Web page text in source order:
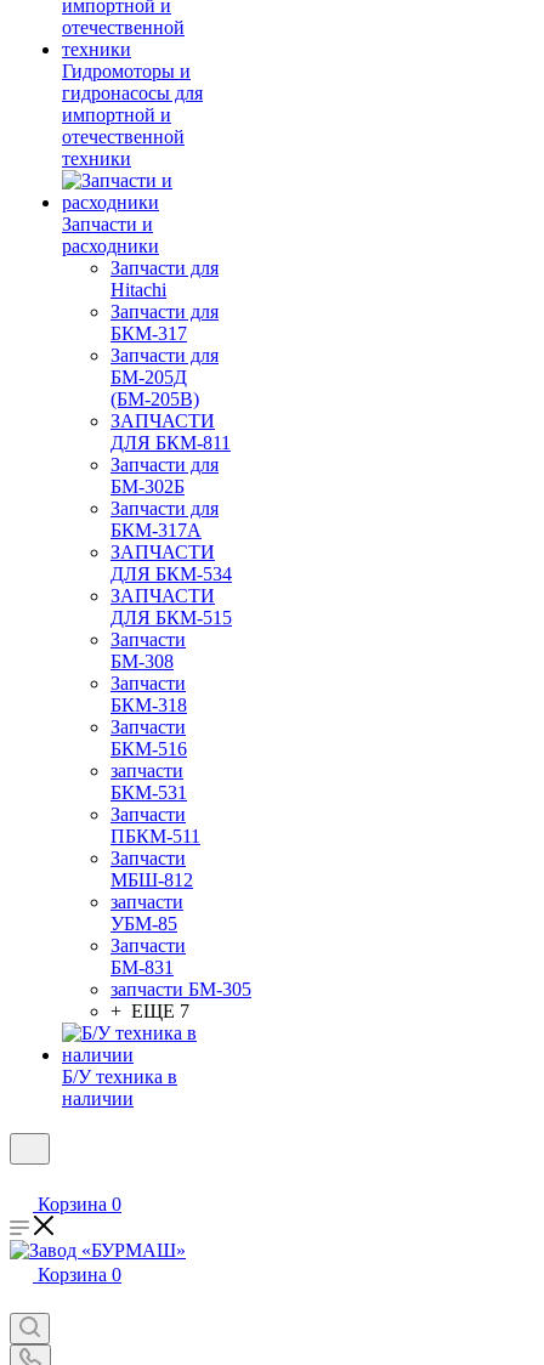
Гидромоторы и
гидронасосы для
импортной и
отечественной
техники
Запчасти и
расходники
Запчасти для
Hitachi
Запчасти для
БКМ-317
Запчасти для
БМ-205Д
(БМ-205В)
ЗАПЧАСТИ
ДЛЯ БКМ-811
Запчасти для
БМ-302Б
Запчасти для
БКМ-317А
ЗАПЧАСТИ
ДЛЯ БКМ-534
ЗАПЧАСТИ
ДЛЯ БКМ-515
Запчасти
БМ-308
Запчасти
БКМ-318
Запчасти
БКМ-516
запчасти
БКМ-531
Запчасти
ПБКМ-511
Запчасти
МБШ-812
запчасти
УБМ-85
Запчасти
БМ-831
запчасти БМ-305
+ ЕЩЕ 7
Б/У техника в
наличии
Корзина 0
Корзина 0